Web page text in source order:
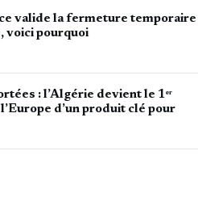
valide la fermeture temporaire
voici pourquoi
: l’Algérie devient le 1ᵉʳ
d’un produit clé pour